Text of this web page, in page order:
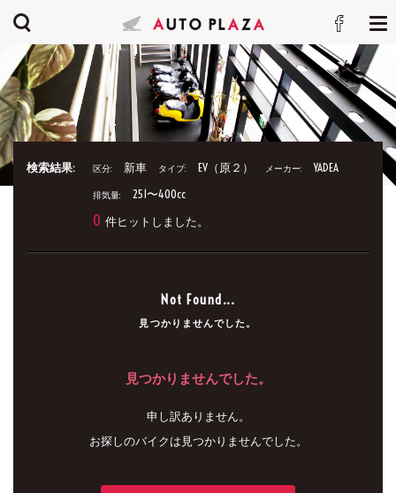
検索結果: 区分: 新車 タイプ: EV（原２） メーカー: YADEA
排気量: 251〜400cc
0 件ヒットしました。
Not Found...
見つかりませんでした。
見つかりませんでした。
申し訳ありません。
お探しのバイクは見つかりませんでした。